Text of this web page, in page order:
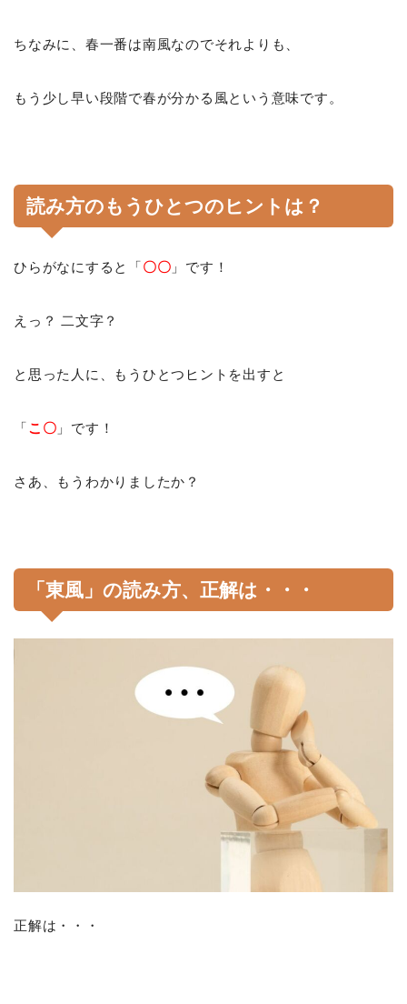
ちなみに、春一番は南風なのでそれよりも、
もう少し早い段階で春が分かる風という意味です。
読み方のもうひとつのヒントは？
ひらがなにすると「〇〇 」です！
えっ？ 二文字？
と思った人に、もうひとつヒントを出すと
「こ〇 」です！
さあ、もうわかりましたか？
「東風」 の読み方、正解は・・・
正解は・・・